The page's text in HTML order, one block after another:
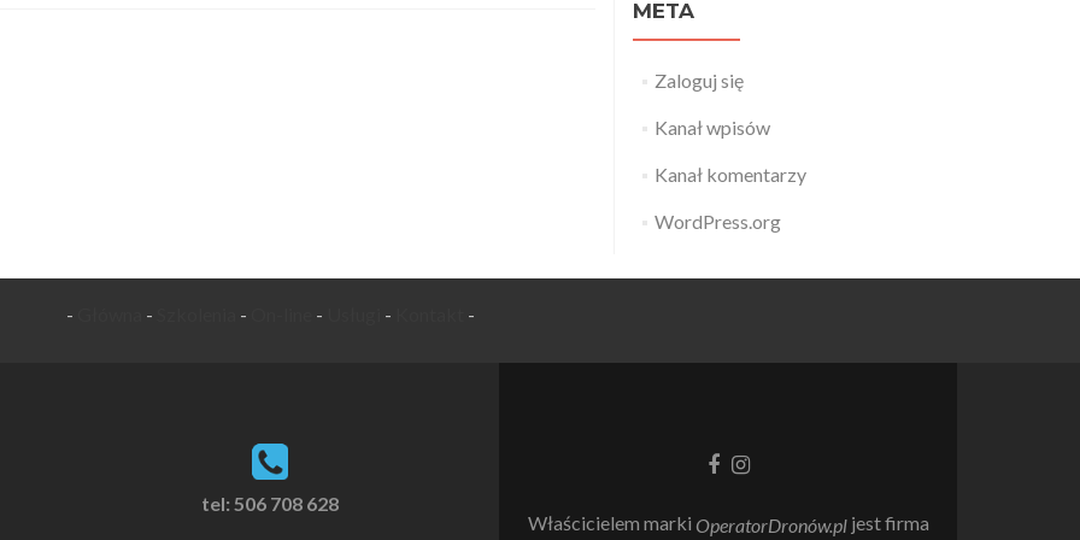
META
Zaloguj się
Kanał wpisów
Kanał komentarzy
WordPress.org
- - - - - -
tel: 506 708 628
LinkLink
Właścicielem marki OperatorDronów.pljest firma